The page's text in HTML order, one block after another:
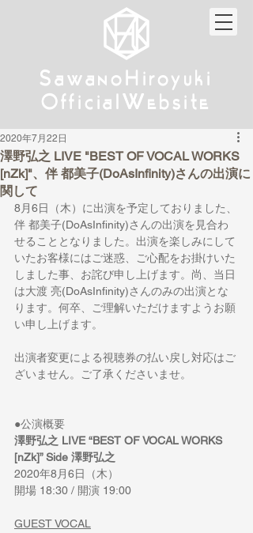
Sa wanoHiroyuki
Official W ebsite
Sa wanoHiroyuki
Official W ebsite
澤野弘之 LIVE "BEST OF VOCAL WORKS
[nZk]"、伴 都美子(DoAsInfinity)さんの出演に
関して
2020年7月22日
8月6日（木）に出演を予定しておりました、
伴 都美子(DoAsInfinity)さんの出演を見合わ
せることとなりました。出演を楽しみにして
いたお客様にはご迷惑、ご心配をお掛けいた
しました事、お詫び申し上げます。尚、当日
は大渡 亮(DoAsInfinity)さんのみの出演とな
ります。何卒、ご理解いただけますようお願
い申し上げます。
出演者変更による視聴券の払い戻し対応はご
ざいません。ご了承くださいませ。
●公演概要
澤野弘之 LIVE “BEST OF VOCAL WORKS
[nZk]” Side 澤野弘之
2020年8月6日（木）
開場 18:30 / 開演 19:00
GUEST VOCAL